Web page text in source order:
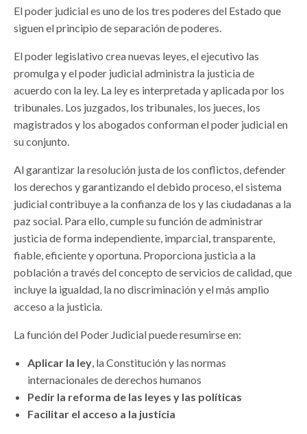
El poder judicial es uno de los tres poderes del Estado que
siguen el principio de separación de poderes.
El poder legislativo crea nuevas leyes, el ejecutivo las
promulga y el poder judicial administra la justicia de
acuerdo con la ley. La ley es interpretada y aplicada por los
tribunales. Los juzgados, los tribunales, los jueces, los
magistrados y los abogados conforman el poder judicial en
su conjunto.
Al garantizar la resolución justa de los conflictos, defender
los derechos y garantizando el debido proceso, el sistema
judicial contribuye a la confianza de los y las ciudadanas a la
paz social. Para ello, cumple su función de administrar
justicia de forma independiente, imparcial, transparente,
fiable, eficiente y oportuna. Proporciona justicia a la
población a través del concepto de servicios de calidad, que
incluye la igualdad, la no discriminación y el más amplio
acceso a la justicia.
La función del Poder Judicial puede resumirse en:
Aplicar la ley , la Constitución y las normas
internacionales de derechos humanos
Pedir la reforma de las leyes y las políticas
Facilitar el acceso a la justicia